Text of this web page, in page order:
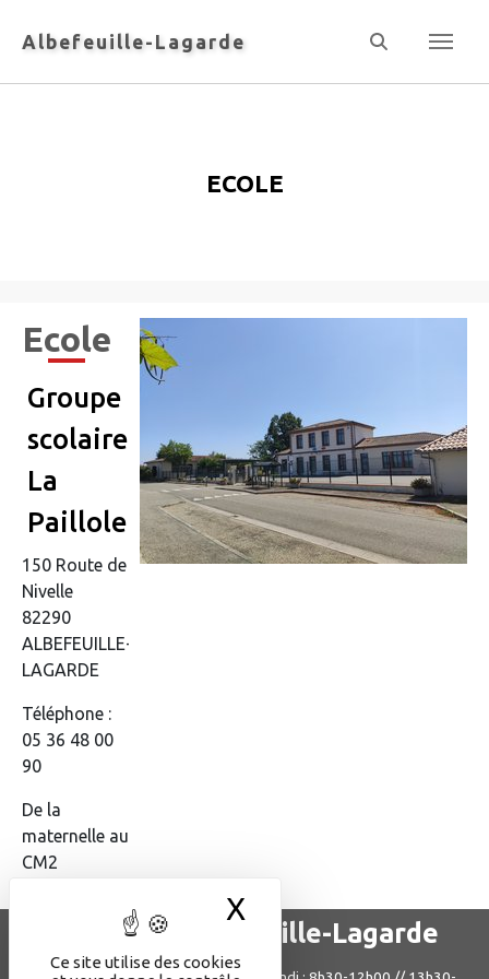
Ce site utilise des cookies
X Masquer le
Albefeuille-Lagarde
Ecole
Ecole
Groupe
scolaire
La
Paillole
150 Route de
Nivelle
82290
ALBEFEUILLE-
LAGARDE
Téléphone :
05 36 48 00
90
De la
maternelle au
CM2
Mairie d'Albefeuille-Lagarde